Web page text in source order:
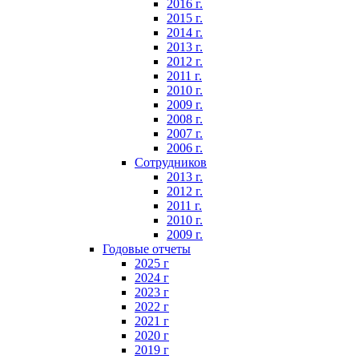
2016 г.
2015 г.
2014 г.
2013 г.
2012 г.
2011 г.
2010 г.
2009 г.
2008 г.
2007 г.
2006 г.
Сотрудников
2013 г.
2012 г.
2011 г.
2010 г.
2009 г.
Годовые отчеты
2025 г
2024 г
2023 г
2022 г
2021 г
2020 г
2019 г